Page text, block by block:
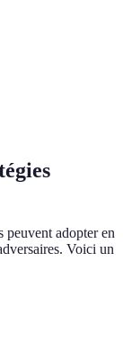
peuvent adopter en
Voici un